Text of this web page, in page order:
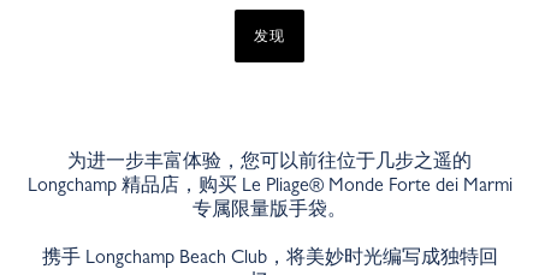
发现
为进一步丰富体验，您可以前往位于几步之遥的
Longchamp 精品店，购买 Le Pliage® Monde Forte dei Marmi
专属限量版手袋。
携手 Longchamp Beach Club，将美妙时光编写成独特回